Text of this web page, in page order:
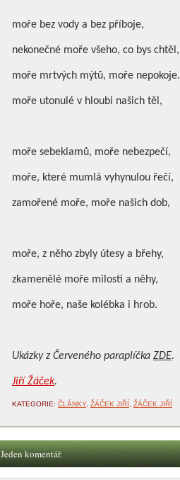
moře bez vody a bez příboje,
nekonečné moře všeho, co bys chtěl,
moře mrtvých mýtů, moře nepokoje.
moře utonulé v hloubi našich těl,
moře sebeklamů, moře nebezpečí,
moře, které mumlá vyhynulou řečí,
zamořené moře, moře našich dob,
moře, z něho zbyly útesy a břehy,
zkamenělé moře milosti a něhy,
moře hoře, naše kolébka i hrob.
Ukázky z Červeného paraplíčka ZDE.
Jiří Žáček.
KATEGORIE: ČLÁNKY, ŽÁČEK JIŘÍ ŽÁČEK JIŘÍ
Jeden komentář.